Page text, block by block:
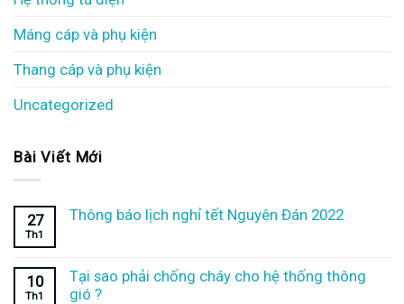
Máng cáp và phụ kiện
Thang cáp và phụ kiện
Uncategorized
Bài Viết Mới
27
Th1
Thông báo lịch nghỉ tết Nguyên Đán 2022
10
Th1
Tại sao phải chống cháy cho hệ thống thông
gió ?